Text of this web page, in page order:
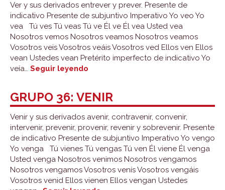
Ver y sus derivados entrever y prever. Presente de
indicativo Presente de subjuntivo Imperativo Yo veo Yo
vea Tú ves Tú veas Tú ve Él ve Él vea Usted vea
Nosotros vemos Nosotros veamos Nosotros veamos
Vosotros veis Vosotros veáis Vosotros ved Ellos ven Ellos
vean Ustedes vean Pretérito imperfecto de indicativo Yo
veía… Seguir leyendo
GRUPO 36: VENIR
Venir y sus derivados avenir, contravenir, convenir,
intervenir, prevenir, provenir, revenir y sobrevenir. Presente
de indicativo Presente de subjuntivo Imperativo Yo vengo
Yo venga Tú vienes Tú vengas Tú ven Él viene Él venga
Usted venga Nosotros venimos Nosotros vengamos
Nosotros vengamos Vosotros venís Vosotros vengáis
Vosotros venid Ellos vienen Ellos vengan Ustedes